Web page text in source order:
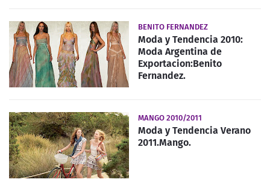
BENITO FERNANDEZ
Moda y Tendencia 2010:
Moda Argentina de
Exportacion:Benito
Fernandez.
MANGO 2010/2011
Moda y Tendencia Verano
2011.Mango.